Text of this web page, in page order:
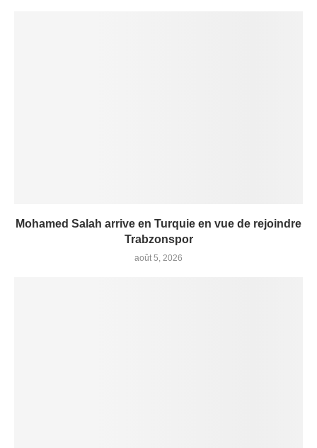
Mohamed Salah arrive en Turquie en vue de rejoindre
Trabzonspor
août 5, 2026